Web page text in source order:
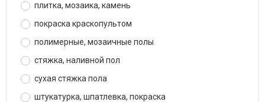
плитка, мозаика, камень
покраска краскопультом
полимерные, мозаичные полы
стяжка, наливной пол
сухая стяжка пола
штукатурка, шпатлевка, покраска